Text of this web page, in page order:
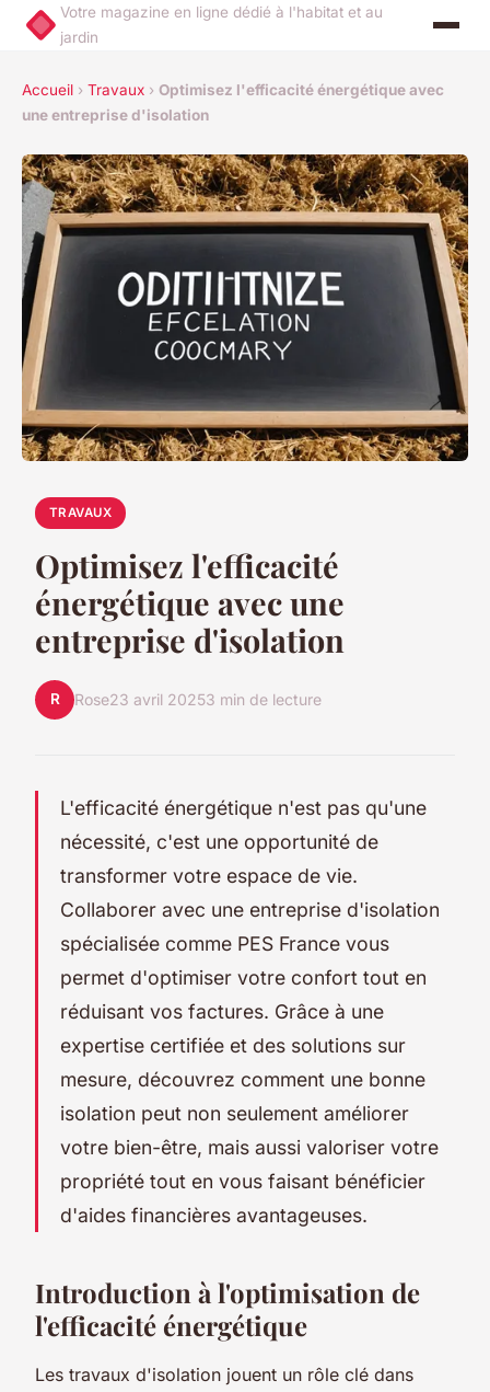
Votre magazine en ligne dédié à l'habitat et au
jardin
Accueil › Travaux › Optimisez l'efficacité énergétique avec
une entreprise d'isolation
TRAVAUX
Optimisez l'efficacité
énergétique avec une
entreprise d'isolation
R Rose23 avril 20253 min de lecture
L'efficacité énergétique n'est pas qu'une
nécessité, c'est une opportunité de
transformer votre espace de vie.
Collaborer avec une entreprise d'isolation
spécialisée comme PES France vous
permet d'optimiser votre confort tout en
réduisant vos factures. Grâce à une
expertise certifiée et des solutions sur
mesure, découvrez comment une bonne
isolation peut non seulement améliorer
votre bien-être, mais aussi valoriser votre
propriété tout en vous faisant bénéficier
d'aides financières avantageuses.
Introduction à l'optimisation de
l'efficacité énergétique
Les travaux d'isolation jouent un rôle clé dans